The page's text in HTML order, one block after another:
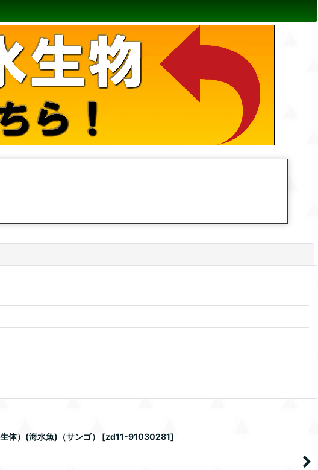
体）(海水魚)（サンゴ） [zd11-91030281]